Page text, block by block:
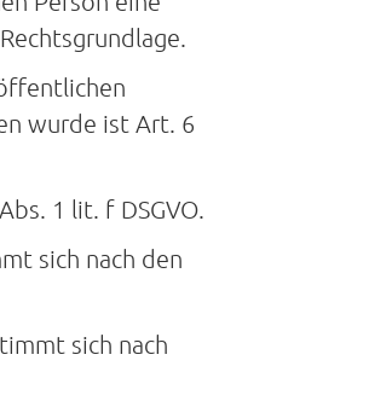
wurde ist Art. 6
1 lit. f DSGVO.
sich nach den
sich nach